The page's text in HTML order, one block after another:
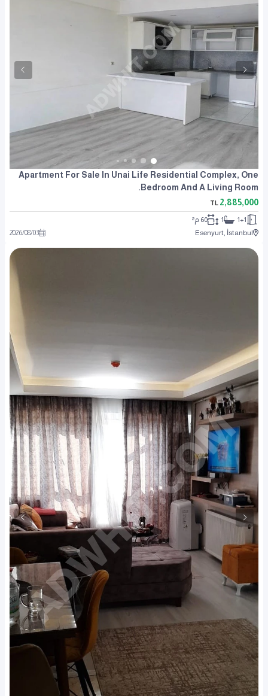
Apartment For Sale In Unai Life Residential Complex, One
Bedroom And A Living Room.
2,885,000
TL
1+1
1
60 م²
Esenyurt, İstanbul
2026/08/03